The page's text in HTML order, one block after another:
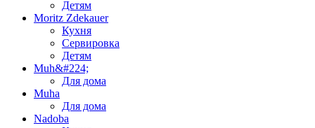
Детям
Moritz Zdekauer
Кухня
Сервировка
Детям
Muh&#224;
Для дома
Muha
Для дома
Nadoba